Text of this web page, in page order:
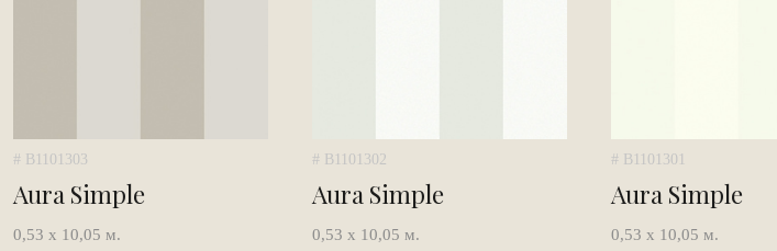
# B1101303
Aura Simple
0,53 х 10,05 м.
# B1101302
Aura Simple
0,53 х 10,05 м.
# B1101301
Aura Simple
0,53 х 10,05 м.